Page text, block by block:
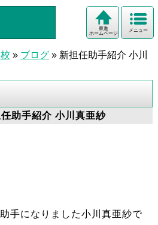
メニュー
東進
ホームページ
» ブログ » 新担任助手紹介 小川
助手紹介 小川真亜紗
手になりました小川真亜紗で